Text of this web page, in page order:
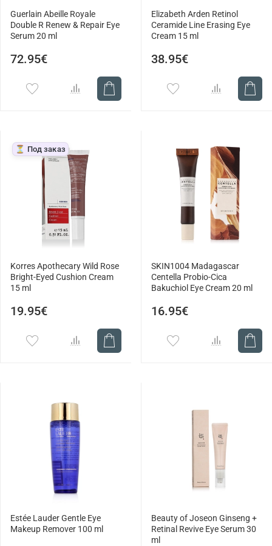
Guerlain Abeille Royale
Double R Renew & Repair Eye
Serum 20 ml
72.95€
Elizabeth Arden Retinol
Ceramide Line Erasing Eye
Cream 15 ml
38.95€
⏳ Под заказ
Korres Apothecary Wild Rose
Bright-Eyed Cushion Cream
15 ml
19.95€
SKIN1004 Madagascar
Centella Probio-Cica
Bakuchiol Eye Cream 20 ml
16.95€
Estée Lauder Gentle Eye
Makeup Remover 100 ml
Beauty of Joseon Ginseng +
Retinal Revive Eye Serum 30
ml